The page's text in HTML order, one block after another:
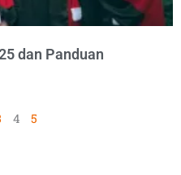
dan Panduan
4 5